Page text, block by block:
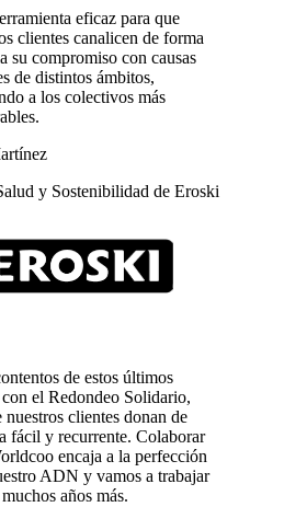
eficaz para que
clientes canalicen de forma
su compromiso con causas
de distintos ámbitos,
a los colectivos más
y Sostenibilidad de Eroski
de estos últimos
con el Redondeo Solidario,
nuestros clientes donan de
fácil y recurrente. Colaborar
encaja a la perfección
ADN y vamos a trabajar
años más.